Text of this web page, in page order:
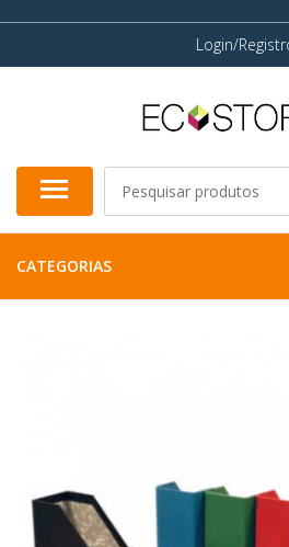
Login/
CATEGORIAS